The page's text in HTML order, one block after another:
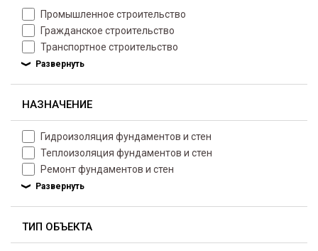
Промышленное строительство
Гражданское строительство
Транспортное строительство
НАЗНАЧЕНИЕ
Гидроизоляция фундаментов и стен
Теплоизоляция фундаментов и стен
Ремонт фундаментов и стен
ТИП ОБЪЕКТА